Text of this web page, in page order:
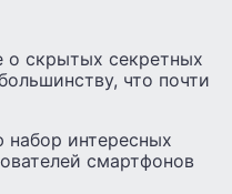
о скрытых секретных
что почти
набор интересных
смартфонов